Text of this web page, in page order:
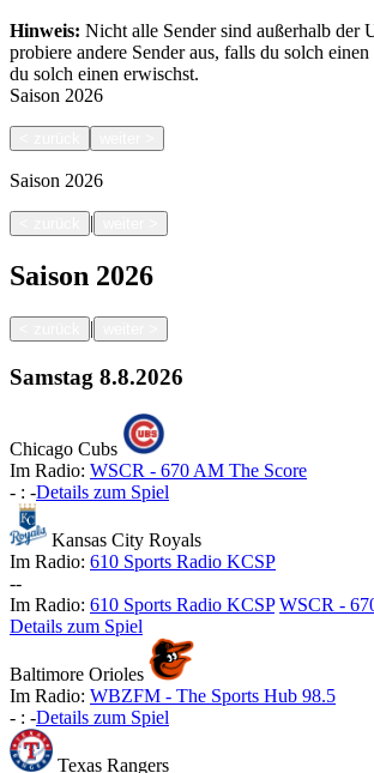
Hinweis: Nicht alle Sender sind außerhalb der
probiere andere Sender aus, falls du solch
du solch einen erwischst.
Saison 2026
Saison 2026
|
Saison 2026
|
Samstag 8.8.2026
Chicago Cubs
Im Radio: WSCR - 670 AM The Score
- : -Details zum Spiel
Kansas City Royals
Im Radio: 610 Sports Radio KCSP
--
Im Radio: 610 Sports Radio KCSP WSCR -
Details zum Spiel
Baltimore Orioles
Im Radio: WBZFM - The Sports Hub 98.5
- : -Details zum Spiel
Texas Rangers